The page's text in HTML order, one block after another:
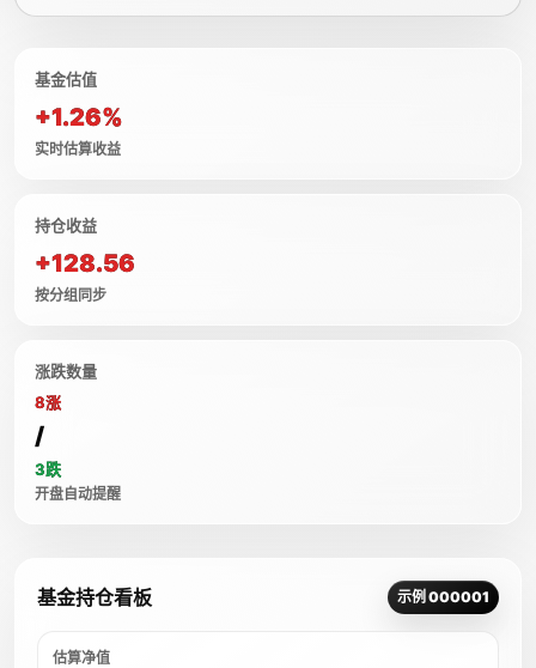
基金估值
+1.26%
实时估算收益
持仓收益
+128.56
按分组同步
涨跌数量
8涨
/
3跌
开盘自动提醒
基金持仓看板 示例 000001
估算净值